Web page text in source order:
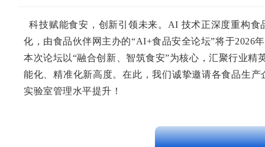
科技赋能食安，创新引领未来。 AI 技术正深度重构食
化，由食品伙伴网 主办的“AI+食品安全论坛”将于2026
本次论坛以“融合创新、智筑食安”为核心，汇聚行业
能化、精准化新高度。在此，我们诚挚邀请各食品生
实验室管理水平提升！